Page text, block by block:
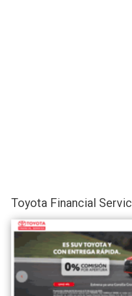
Toyota Financial